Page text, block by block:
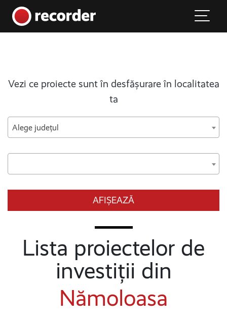
Main Navigation
Vezi ce proiecte sunt în desfășurare în localitatea
ta
Alege județul
AFIȘEAZĂ
Lista proiectelor de
investiții din
Nămoloasa